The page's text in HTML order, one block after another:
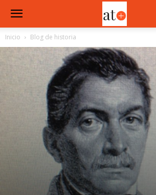
Inicio Blog de historia